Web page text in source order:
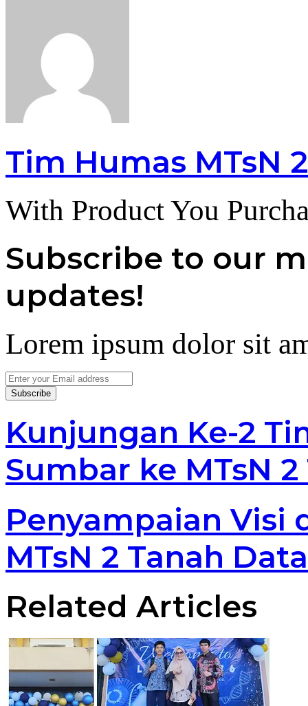
Tim Humas MTsN
With Product You
Subscribe to our
updates!
Lorem ipsum dolor sit
Enter
your
Email
Kunjungan Ke-2
Sumbar ke MTsN
Penyampaian Visi
MTsN 2 Tanah
Related Articles